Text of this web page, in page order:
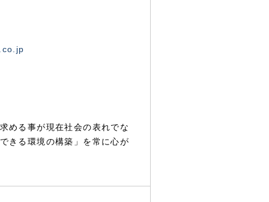
める事が現在社会の表れでな
きる環境の構築」を常に心が